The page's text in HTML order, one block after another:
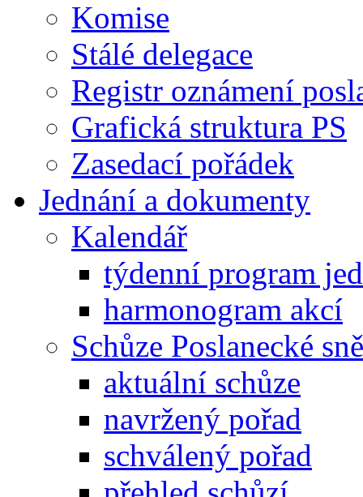
Komise
Stálé delegace
Registr oznámení
Grafická struktura PS
Zasedací pořádek
Jednání a dokumenty
Kalendář
týdenní program
harmonogram akcí
Schůze Poslanecké
aktuální schůze
navržený pořad
schválený pořad